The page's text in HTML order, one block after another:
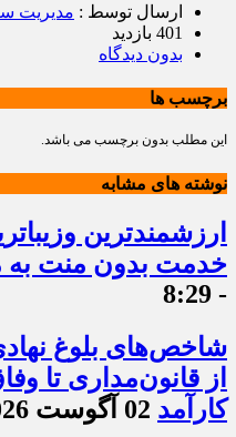
ارسال توسط : مدیریت
401 بازدید
بدون دیدگاه
برچسب ها
این مطلب بدون برچسب می باشد.
نوشته های مشابه
ارزشمندترین
خدمت بدون منت به
- 8:29
شاخص‌های بلوغ
از قانون‌مداری تا
کارآمد 02 آگوست 2026 - 13:01